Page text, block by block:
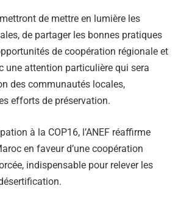
de mettre en lumière les
de partager les bonnes pratiques
de coopération régionale et
une attention particulière qui sera
des communautés locales,
efforts de préservation.
à la COP16, l’ANEF réaffirme
en faveur d’une coopération
indispensable pour relever les